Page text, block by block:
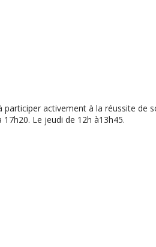
participer activement à la réussite de
Le jeudi de 12h à13h45.